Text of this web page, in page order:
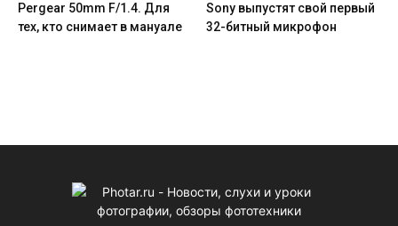
Pergear 50mm F/1.4. Для
тех, кто снимает в мануале
Sony выпустят свой первый
32-битный микрофон